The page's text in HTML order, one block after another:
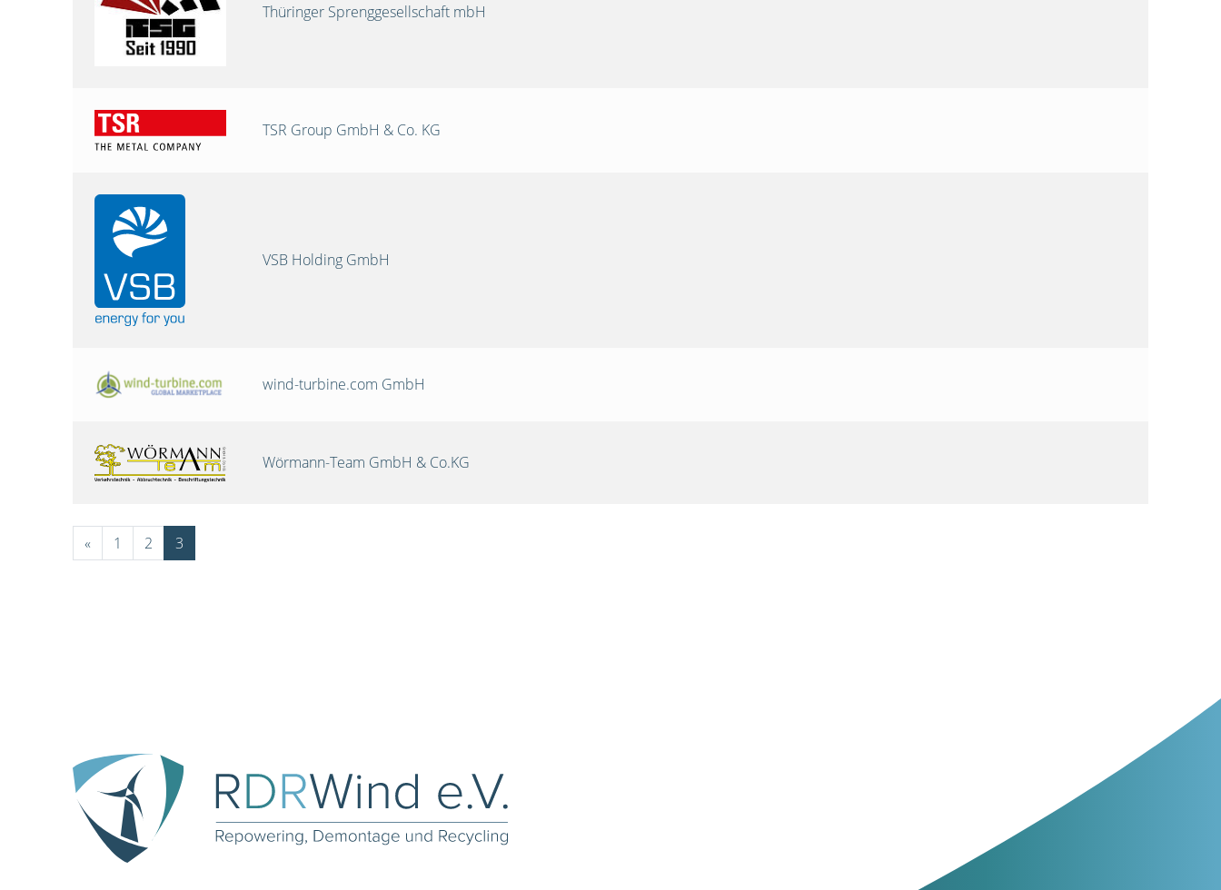
Thüringer Sprenggesellschaft mbH
TSR Group GmbH & Co. KG
VSB Holding GmbH
wind-turbine.com GmbH
Wörmann-Team GmbH & Co.KG
« 1 2 3